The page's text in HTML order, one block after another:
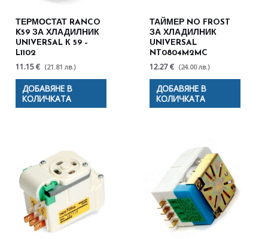
ТЕРМОСТАТ RANCO
K59 ЗА ХЛАДИЛНИК
UNIVERSAL К 59 –
L1102
11.15 € (21.81 лв.)
ДОБАВЯНЕ В
КОЛИЧКАТА
ТАЙМЕР NO FROST
ЗА ХЛАДИЛНИК
UNIVERSAL
NT0804M2MC
12.27 € (24.00 лв.)
ДОБАВЯНЕ В
КОЛИЧКАТА